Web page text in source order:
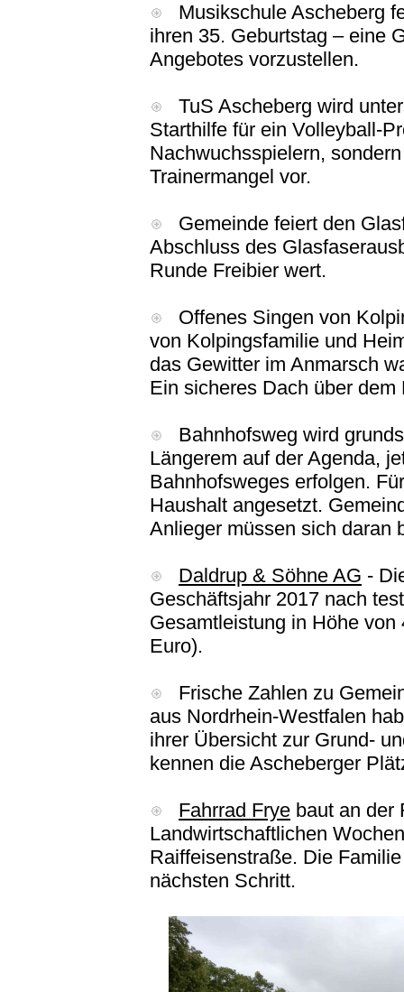
Musikschule Ascheberg
ihren 35. Geburtstag – eine
Angebotes vorzustellen.
TuS Ascheberg wird
Starthilfe für ein Volleyball-
Nachwuchsspielern,
Trainermangel vor.
Gemeinde feiert den
Abschluss des
Runde Freibier wert.
Offenes Singen von
von Kolpingsfamilie und
das Gewitter im Anmarsch
Ein sicheres Dach über
Bahnhofsweg wird
Längerem auf der Agenda,
Bahnhofsweges erfolgen.
Haushalt angesetzt.
Anlieger müssen sich daran
Daldrup & Söhne AG -
Geschäftsjahr 2017 nach
Gesamtleistung in Höhe
Euro).
Frische Zahlen zu
aus Nordrhein-Westfalen
ihrer Übersicht zur Grund-
kennen die Ascheberger
Fahrrad Frye baut an der
Landwirtschaftlichen
Raiffeisenstraße. Die
nächsten Schritt.